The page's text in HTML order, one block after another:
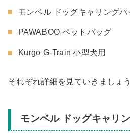
モンベル ドッグキャリングパ
PAWABOO ペットバッグ
Kurgo G-Train 小型犬用
それぞれ詳細を見ていきましょう
モンベル ドッグキャリ